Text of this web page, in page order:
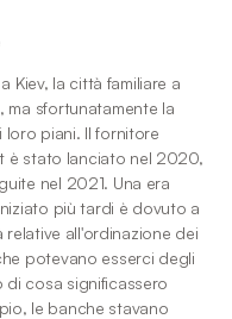
Kiev, la città familiare a
ma sfortunatamente la
piani. Il fornitore
è stato lanciato nel 2020,
nel 2021. Una era
più tardi è dovuto a
all'ordinazione dei
potevano esserci degli
cosa significassero
le banche stavano